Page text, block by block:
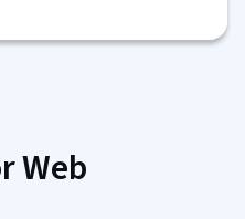
Web